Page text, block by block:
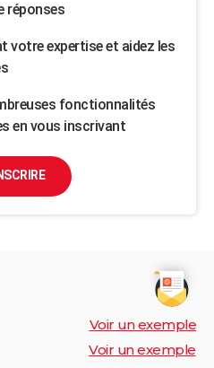
réponses
votre expertise et aidez les
fonctionnalités
en vous inscrivant
Voir un exemple
Voir un exemple